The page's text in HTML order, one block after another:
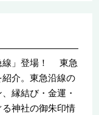
線」登場！ 東急
介。東急沿線の
縁結び・金運・
神社の御朱印情